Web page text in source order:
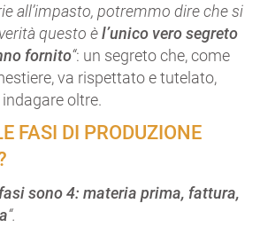
all’impasto, potremmo dire che si
questo èl’unico vero segreto
fornito“: un segreto che, come
va rispettato e tutelato,
oltre.
FASI DI PRODUZIONE
sono 4: materia prima, fattura,
“.